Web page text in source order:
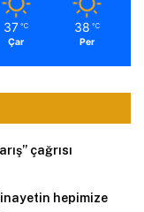
37 ℃
Çar
38 ℃
Per
çağrısı
hepimize